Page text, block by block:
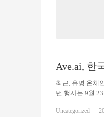
Ave.ai, 한
최근, 유명 온체
번 행사는 9월
의 활동 일정은
Uncategorized